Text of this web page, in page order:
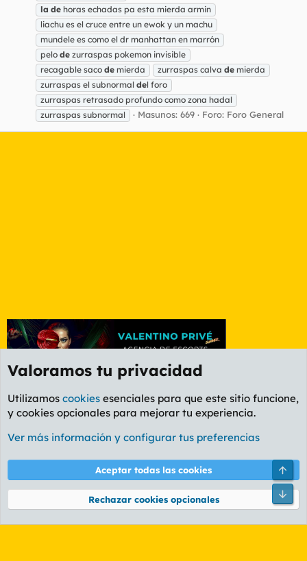
la de horas echadas pa esta mierda armin
liachu es el cruce entre un ewok y un machu
mundele es como el dr manhattan en marrón
pelo de zurraspas pokemon invisible
recagable saco de mierda zurraspas calva de mierda
zurraspas el subnormal del foro
zurraspas retrasado profundo como zona hadal
zurraspas subnormal
Masunos: 669 Foro: Foro General
Etiquetas
Cookies
PL OLDSTYLE AMARILLO
Términos y reglas Política de privacidad Ayuda
Community platform by XenForo® © 2010-2026 XenForo Ltd.
Valoramos tu privacidad
Utilizamos cookies esenciales para que este sitio funcione,
y cookies opcionales para mejorar tu experiencia.
Ver más información y configurar tus preferencias
Aceptar todas las cookies
Rechazar cookies opcionales
Pie